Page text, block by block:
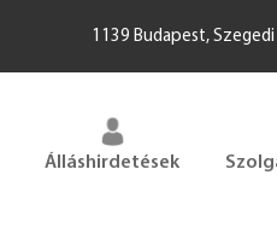
1139 Budapest,
Álláshirdetések